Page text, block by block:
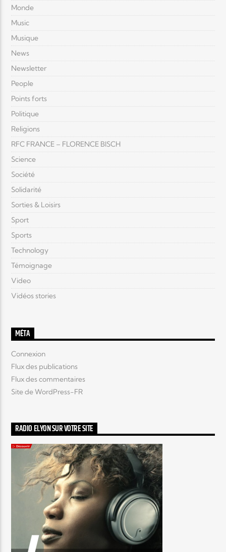
Monde
Music
Musique
News
Newsletter
People
Points forts
Politique
Religions
RFC FRANCE – FLORENCE BISCH
Science
Société
Solidarité
Sorties & Loisirs
Sport
Sports
Technology
Témoignage
Video
Vidéos stories
MÉTA
Connexion
Flux des publications
Flux des commentaires
Site de WordPress-FR
RADIO ELYON SUR VOTRE SITE